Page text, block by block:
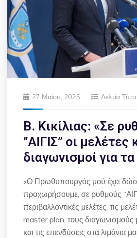
27 Μαΐου, 2025 Δελτία
Β. Κικίλιας: «Σε
“ΑΙΓΙΣ” οι μελέτες
διαγωνισμοί για τα
«Ο Πρωθυπουργός μού έχει
προχωρήσουμε, σε ρυθμούς
περιβαλλοντικές μελέτες, τις
master plan, τους
και τις επενδύσεις στα λιμάνια